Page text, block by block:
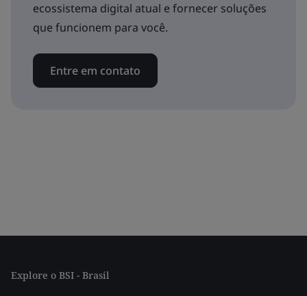
ecossistema digital atual e fornecer soluções
que funcionem para você.
Entre em contato
Explore o BSI - Brasil